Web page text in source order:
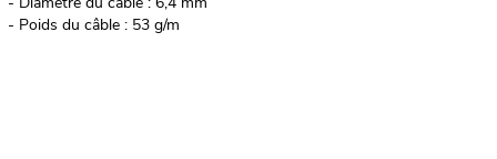
- Poids du câble : 53 g/m